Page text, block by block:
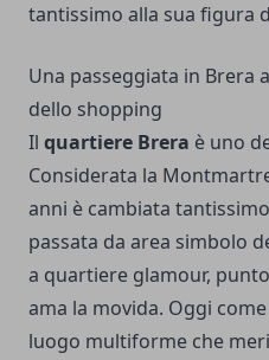
tantissimo alla sua figura
Una passeggiata in Brera
dello shopping
Il quartiere Brera è uno
Considerata la
anni è cambiata
passata da area simbolo
a quartiere glamour,
ama la movida. Oggi
luogo multiforme che